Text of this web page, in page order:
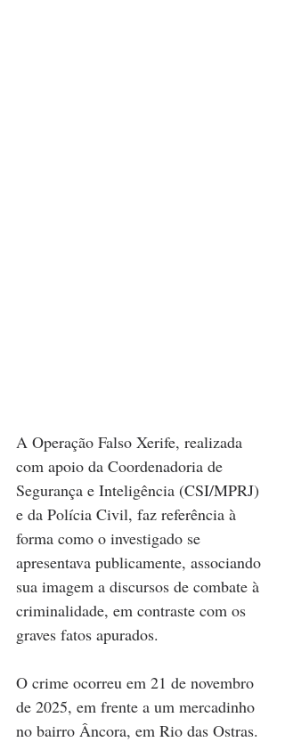
A Operação Falso Xerife, realizada
com apoio da Coordenadoria de
Segurança e Inteligência (CSI/MPRJ)
e da Polícia Civil, faz referência à
forma como o investigado se
apresentava publicamente, associando
sua imagem a discursos de combate à
criminalidade, em contraste com os
graves fatos apurados.
O crime ocorreu em 21 de novembro
de 2025, em frente a um mercadinho
no bairro Âncora, em Rio das Ostras.